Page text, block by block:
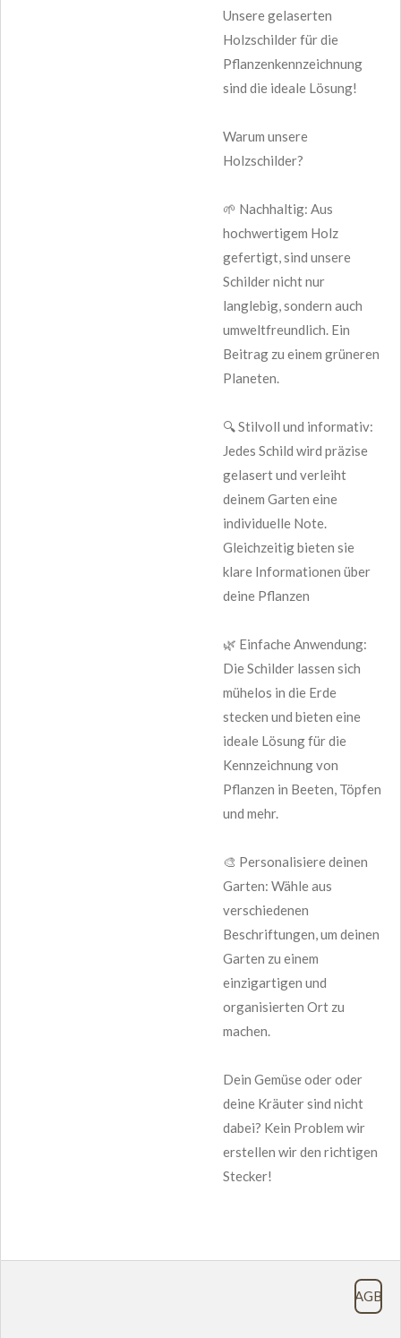
Unsere gelaserten
Holzschilder für die
Pflanzenkennzeichnung
sind die ideale Lösung!
Warum unsere
Holzschilder?
🌱 Nachhaltig: Aus
hochwertigem Holz
gefertigt, sind unsere
Schilder nicht nur
langlebig, sondern auch
umweltfreundlich. Ein
Beitrag zu einem grüneren
Planeten.
🔍 Stilvoll und informativ:
Jedes Schild wird präzise
gelasert und verleiht
deinem Garten eine
individuelle Note.
Gleichzeitig bieten sie
klare Informationen über
deine Pflanzen
🌿 Einfache Anwendung:
Die Schilder lassen sich
mühelos in die Erde
stecken und bieten eine
ideale Lösung für die
Kennzeichnung von
Pflanzen in Beeten, Töpfen
und mehr.
🎨 Personalisiere deinen
Garten: Wähle aus
verschiedenen
Beschriftungen, um deinen
Garten zu einem
einzigartigen und
organisierten Ort zu
machen.
Dein Gemüse oder oder
deine Kräuter sind nicht
dabei? Kein Problem wir
erstellen wir den richtigen
Stecker!
AGB